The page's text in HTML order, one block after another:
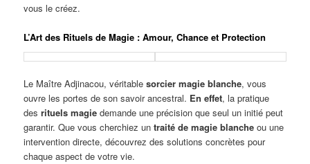
vous le créez.
L’Art des Rituels de Magie : Amour, Chance et Protection
Le Maître Adjinacou, véritablesorcier magie blanche, vous
ouvre les portes de son savoir ancestral. En effet, la pratique
desrituels magie demande une précision que seul un initié peut
garantir. Que vous cherchiez untraité de magie blanche ou une
intervention directe, découvrez des solutions concrètes pour
chaque aspect de votre vie.